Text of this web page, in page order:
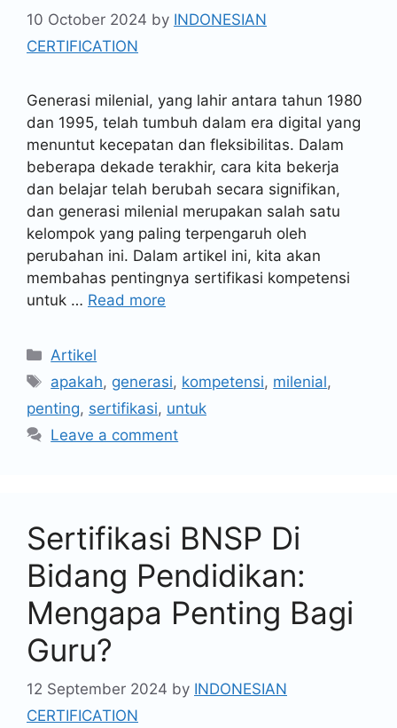
10 October 2024 by INDONESIAN
CERTIFICATION
Generasi milenial, yang lahir antara tahun 1980
dan 1995, telah tumbuh dalam era digital yang
menuntut kecepatan dan fleksibilitas. Dalam
beberapa dekade terakhir, cara kita bekerja
dan belajar telah berubah secara signifikan,
dan generasi milenial merupakan salah satu
kelompok yang paling terpengaruh oleh
perubahan ini. Dalam artikel ini, kita akan
membahas pentingnya sertifikasi kompetensi
untuk … Read more
Artikel
apakah, generasi, kompetensi, milenial,
penting, sertifikasi, untuk
Leave a comment
Sertifikasi BNSP Di
Bidang Pendidikan:
Mengapa Penting Bagi
Guru?
12 September 2024 by INDONESIAN
CERTIFICATION